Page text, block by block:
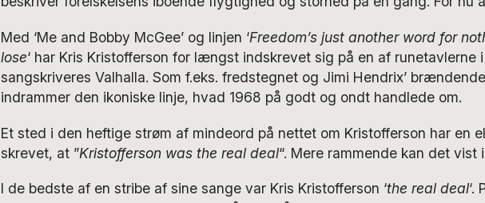
Med ‘Me and Bobby McGee’ og linjen ‘Freedom’s just another word for
lose‘ har Kris Kristofferson for længst indskrevet sig på en af runetavlerne
sangskriveres Valhalla. Som f.eks. fredstegnet og Jimi Hendrix’
indrammer den ikoniske linje, hvad 1968 på godt og ondt handlede om.
Et sted i den heftige strøm af mindeord på nettet om Kristofferson har en
skrevet, at ”Kristofferson was the real deal“. Mere rammende kan det vist
I de bedste af en stribe af sine sange var Kris Kristofferson ‘the real deal‘.